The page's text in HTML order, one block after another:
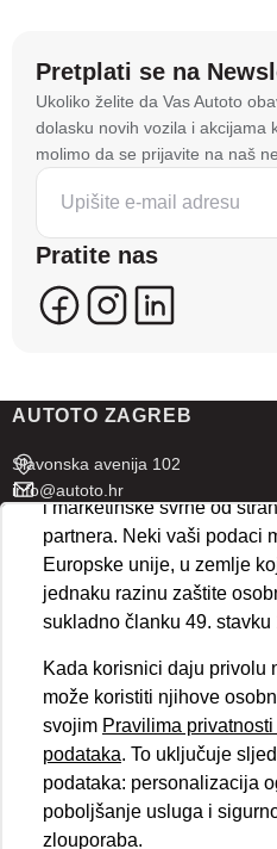
Pretplati se na
Ukoliko želite da Vas Autoto
dolasku novih vozila i akcijama
molimo da se prijavite na naš
Pratite nas
AUTOTO ZAGREB
Slavonska avenija 102
info@autoto.hr
Pon - Pet 07:30-18:00
Sub 08:00-13:00
AUTOTO SPLIT
info@autoto.hr
Pon - Pet 08:00-17:00
Sub 08:00-13:00
BRZI LINKOVI
Novosti
Na stranici
tehnologije kako bismo
informacijama na vašem
da poboljšamo
posjećenost te
sadržaje koji bi vas mogli
se kreirati korisnički profili
više uređaja i web lokacija.
koriste ove tehnologije.
ispravno funkcioniranje
kolačića na vaš uređaj i
i marketinške svrhe od
partnera. Neki vaši podaci
Europske unije, u zemlje
jednaku razinu zaštite
sukladno članku 49. stavku
Kada korisnici daju privolu
može koristiti njihove
svojim Pravilima
podataka. To uključuje
podataka: personalizacija
poboljšanje usluga i
zlouporaba.